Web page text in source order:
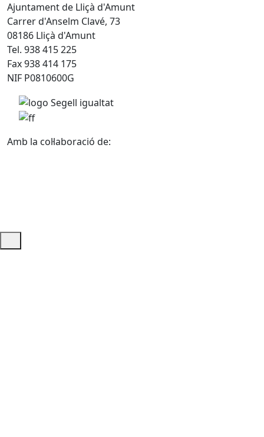
Ajuntament de Lliçà d'Amunt
Carrer d'Anselm Clavé, 73
08186 Lliçà d'Amunt
Tel. 938 415 225
Fax 938 414 175
NIF P0810600G
Amb la col·laboració de: